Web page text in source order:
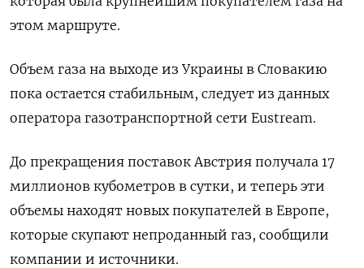
этом маршруте.
Объем газа на выходе из Украины в Словакию
пока остается стабильным, следует из данных
оператора газотранспортной сети Eustream.
До прекращения поставок Австрия получала 17
миллионов кубометров в сутки, и теперь эти
объемы находят новых покупателей в Европе,
которые скупают непроданный газ, сообщили
компании и источники.